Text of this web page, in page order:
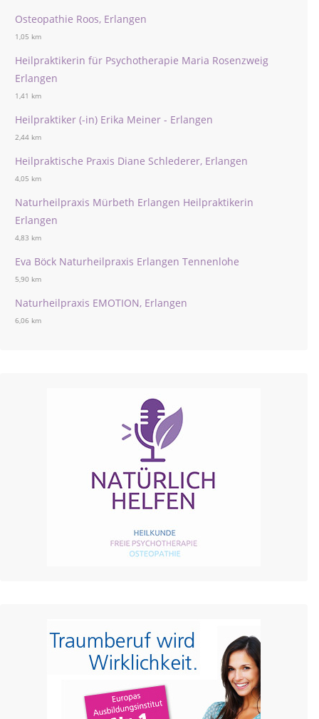
Osteopathie Roos, Erlangen
1,05 km
Heilpraktikerin für Psychotherapie Maria Rosenzweig
Erlangen
1,41 km
Heilpraktiker (-in) Erika Meiner - Erlangen
2,44 km
Heilpraktische Praxis Diane Schlederer, Erlangen
4,05 km
Naturheilpraxis Mürbeth Erlangen Heilpraktikerin
Erlangen
4,83 km
Eva Böck Naturheilpraxis Erlangen Tennenlohe
5,90 km
Naturheilpraxis EMOTION, Erlangen
6,06 km